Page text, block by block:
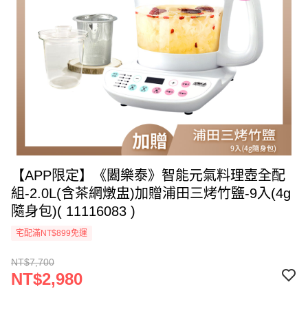
【APP限定】《闔樂泰》智能元氣料理壺全配
組-2.0L(含茶網燉盅)加贈浦田三烤竹鹽-9入(4g
隨身包)( 11116083 )
宅配滿NT$899免運
NT$7,700
NT$2,980